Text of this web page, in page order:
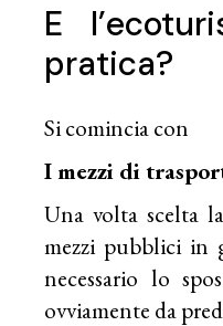
E
pratica?
Si comincia con
I mezzi di
Una volta scelta
mezzi pubblici in
necessario lo
ovviamente da